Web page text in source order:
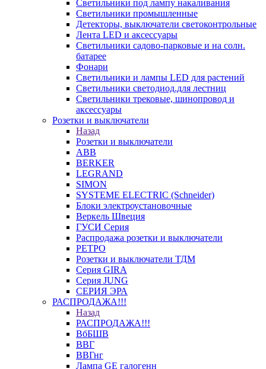
Светильники под лампу накаливания
Светильники промышленные
Детекторы, выключатели светоконтрольные
Лента LED и аксессуары
Светильники садово-парковые и на солн.
батарее
Фонари
Светильники и лампы LED для растений
Светильники светодиод.для лестниц
Светильники трековые, шинопровод и
аксессуары
Розетки и выключатели
Назад
Розетки и выключатели
ABB
BERKER
LEGRAND
SIMON
SYSTEME ELECTRIC (Schneider)
Блоки электроустановочные
Веркель Швеция
ГУСИ Серия
Распродажа розетки и выключатели
РЕТРО
Розетки и выключатели ТДМ
Серия GIRA
Серия JUNG
СЕРИЯ ЭРА
РАСПРОДАЖА!!!
Назад
РАСПРОДАЖА!!!
ВбБШВ
ВВГ
ВВГнг
Лампа GE галогенн